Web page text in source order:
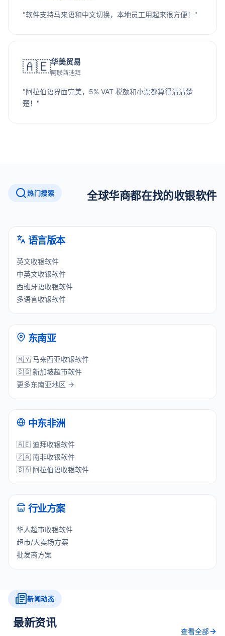
"软件支持马来语和中文切换，本地员工用起来很方便！"
🇦🇪华美贸易
阿联酋迪拜
"阿拉伯语界面完美，5% VAT 税额和小票都算得清清楚
楚！"
热门搜索 全球华商都在找的收银软件
语言版本
英文收银软件
中英文收银软件
西班牙语收银软件
多语言收银软件
东南亚
🇲🇾 马来西亚收银软件
🇸🇬 新加坡超市软件
更多东南亚地区 →
中东非洲
🇦🇪 迪拜收银软件
🇿🇦 南非收银软件
🇸🇦 阿拉伯语收银软件
行业方案
华人超市收银软件
超市/大卖场方案
批发商方案
新闻动态
最新资讯
查看全部